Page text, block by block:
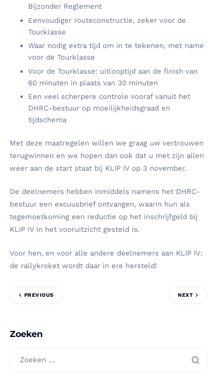
Bijzonder Reglement
Eenvoudiger routeconstructie, zeker voor de
Tourklasse
Waar nodig extra tijd om in te tekenen, met name
voor de Tourklasse
Voor de Tourklasse: uitlooptijd aan de finish van
60 minuten in plaats van 30 minuten
Een veel scherpere controle vooraf vanuit het
DHRC-bestuur op moeilijkheidsgraad en
tijdschema
Met deze maatregelen willen we graag uw vertrouwen
terugwinnen en we hopen dan ook dat u met zijn allen
weer aan de start staat bij KLIP IV op 3 november.
De deelnemers hebben inmiddels namens het DHRC-
bestuur een excuusbrief ontvangen, waarin hun als
tegemoetkoming een reductie op het inschrijfgeld bij
KLIP IV in het vooruitzicht gesteld is.
Voor hen, en voor alle andere deelnemers aan KLIP IV:
de rallykroket wordt daar in ere hersteld!
PREVIOUS NEXT
Zoeken